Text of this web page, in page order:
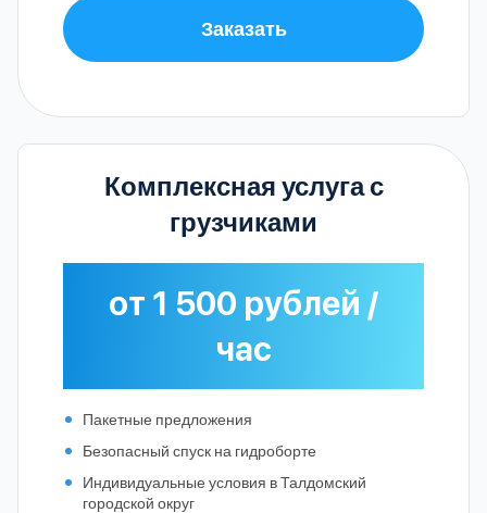
Заказать
Комплексная услуга с
грузчиками
от 1 500 рублей /
час
Пакетные предложения
Безопасный спуск на гидроборте
Индивидуальные условия в Талдомский
городской округ